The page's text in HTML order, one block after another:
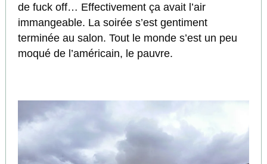
de fuck off… Effectivement ça avait l’air
immangeable. La soirée s’est gentiment
terminée au salon. Tout le monde s’est un peu
moqué de l’américain, le pauvre.